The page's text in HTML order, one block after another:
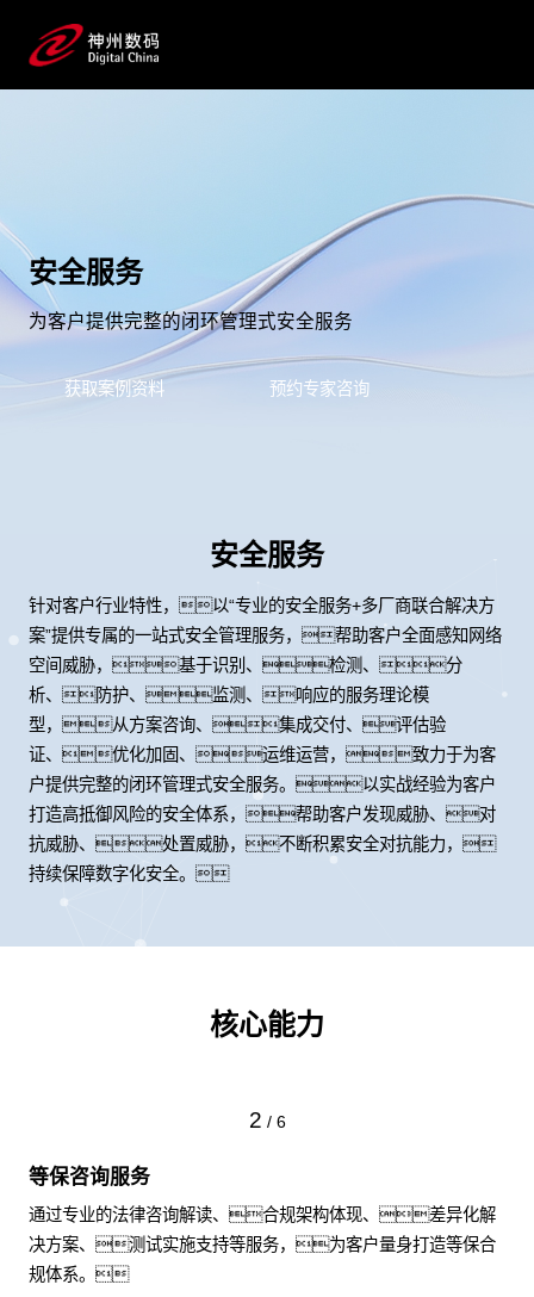
安全服务
为客户提供完整的闭环管理式安全服务
获取案例资料 预约专家咨询
安全服务
针对客户行业特性，以“专业的安全服务+多厂商联合解决方
案”提供专属的一站式安全管理服务，帮助客户全面感知网络
空间威胁，基于识别、检测、分
析、防护、监测、响应的服务理论模
型，从方案咨询、集成交付、评估验
证、优化加固、运维运营，致力于为客
户提供完整的闭环管理式安全服务。以实战经验为客户
打造高抵御风险的安全体系，帮助客户发现威胁、对
抗威胁、处置威胁，不断积累安全对抗能力，
持续保障数字化安全。
核心能力
2 / 6
等保咨询服务
通过专业的法律咨询解读、合规架构体现、差异化解
决方案、测试实施支持等服务，为客户量身打造等保合
规体系。